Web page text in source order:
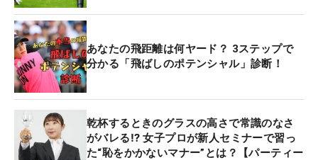
あなたの飛距離は何ヤード？ 3ステップで
分かる「飛ばしのポテンシャル」診断！
乾杯するときのグラスの高さで常識のなさ
がバレる⁉ 女子プロが新人セミナーで習っ
た“恥をかかないマナー”とは？【パーティー